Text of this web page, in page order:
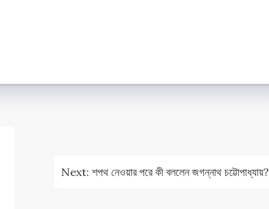
Next: শপথ নেওয়ার পরে কী বললেন জগন্নাথ চট্টোপাধ্যায়?